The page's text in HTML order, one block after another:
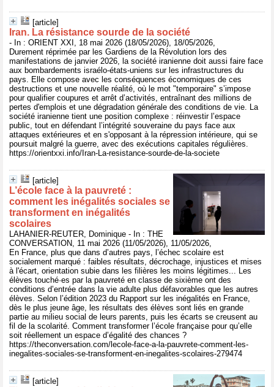
[article]
Iran. La résistance sourde de la société
- In : ORIENT XXI, 18 mai 2026 (18/05/2026), 18/05/2026,
Durement réprimée par les Gardiens de la Révolution lors des
manifestations de janvier 2026, la société iranienne doit aussi faire face
aux bombardements israélo-états-uniens sur les infrastructures du
pays. Elle compose avec les conséquences économiques de ces
destructions et une nouvelle réalité, où le mot "temporaire" s’impose
pour qualifier coupures et arrêt d’activités, entraînant des millions de
pertes d'emplois et une dégradation générale des conditions de vie. La
société iranienne tient une position complexe : réinvestir l’espace
public, tout en défendant l’intégrité souveraine du pays face aux
attaques extérieures et en s'opposant à la répression intérieure, qui se
poursuit malgré la guerre, avec des exécutions capitales régulières.
https://orientxxi.info/Iran-La-resistance-sourde-de-la-societe
[article]
L’école face à la pauvreté :
comment les inégalités sociales se
transforment en inégalités
scolaires
LAHANIER-REUTER, Dominique - In : THE
CONVERSATION, 11 mai 2026 (11/05/2026), 11/05/2026,
En France, plus que dans d’autres pays, l’échec scolaire est
socialement marqué : faibles résultats, décrochage, injustices et mises
à l'écart, orientation subie dans les filières les moins légitimes... Les
élèves touché·es par la pauvreté en classe de sixième ont des
conditions d’entrée dans la vie adulte plus défavorables que les autres
élèves. Selon l’édition 2023 du Rapport sur les inégalités en France,
dès le plus jeune âge, les résultats des élèves sont liés en grande
partie au milieu social de leurs parents, puis les écarts se creusent au
fil de la scolarité. Comment transformer l’école française pour qu’elle
soit réellement un espace d’égalité des chances ?
https://theconversation.com/lecole-face-a-la-pauvrete-comment-les-
inegalites-sociales-se-transforment-en-inegalites-scolaires-279474
[article]